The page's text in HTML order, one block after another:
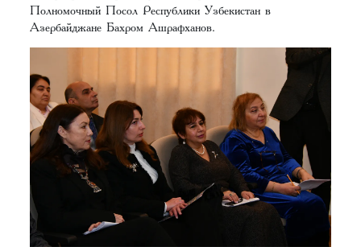
Полномочный Посол Республики Узбекистан в
Азербайджане Бахром Ашрафханов.